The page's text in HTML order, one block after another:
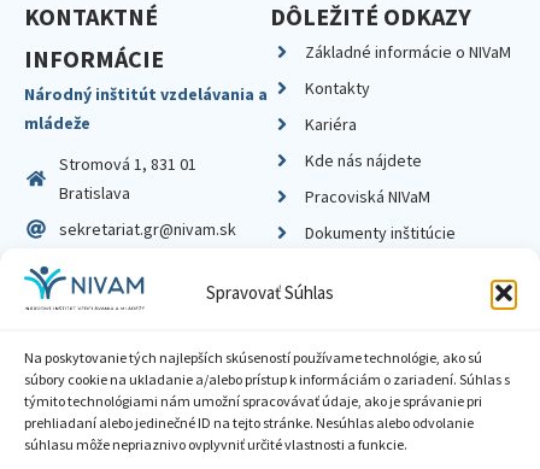
Spravovať Súhlas
Na poskytovanie tých najlepších skúseností používame technológie, ako sú
súbory cookie na ukladanie a/alebo prístup k informáciám o zariadení. Súhlas s
týmito technológiami nám umožní spracovávať údaje, ako je správanie pri
prehliadaní alebo jedinečné ID na tejto stránke. Nesúhlas alebo odvolanie
súhlasu môže nepriaznivo ovplyvniť určité vlastnosti a funkcie.
KONTAKTNÉ
INFORMÁCIE
Národný inštitút vzdelávania a
mládeže
Stromová 1, 831 01
Bratislava
sekretariat.gr@nivam.sk
IČO: 00164348
DIČ: 2020798714
DÔLEŽITÉ ODKAZY
Základné informácie o NIVaM
Kontakty
Kariéra
Kde nás nájdete
Pracoviská NIVaM
Dokumenty inštitúcie
Zásady ochrany súkromia